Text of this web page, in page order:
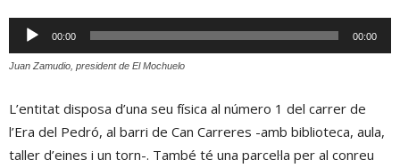
Reproductor
d'àudio
00:00 00:00
Juan Zamudio, president de El Mochuelo
L’entitat disposa d’una seu física al número 1 del carrer de
l’Era del Pedró, al barri de Can Carreres -amb biblioteca, aula,
taller d’eines i un torn-. També té una parcel·la per al conreu